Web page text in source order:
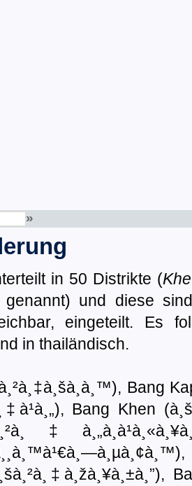
»
in 50 Distrikte (
genannt) und diese
eingeteilt. Es
in thailändisch.
Bang
Bang Khen